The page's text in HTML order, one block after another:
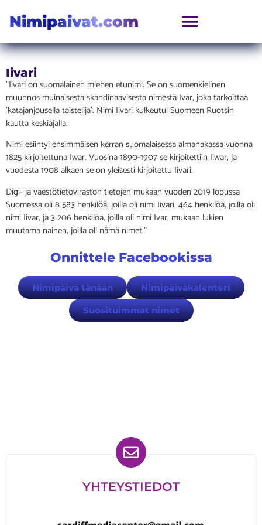
Nimipaivat.com
Iivari
”Iivari on suomalainen miehen etunimi. Se on suomenkielinen
muunnos muinaisesta skandinaavisesta nimestä Ivar, joka tarkoittaa
’katajanjousella taistelija’. Nimi Iivari kulkeutui Suomeen Ruotsin
kautta keskiajalla.
Nimi esiintyi ensimmäisen kerran suomalaisessa almanakassa vuonna
1825 kirjoitettuna Iwar. Vuosina 1890-1907 se kirjoitettiin Iiwar, ja
vuodesta 1908 alkaen se on yleisesti kirjoitettu Iivari.
Digi- ja väestötietoviraston tietojen mukaan vuoden 2019 lopussa
Suomessa oli 8 583 henkilöä, joilla oli nimi Iivari, 464 henkilöä, joilla oli
nimi Iivar, ja 3 206 henkilöä, joilla oli nimi Ivar, mukaan lukien
muutama nainen, joilla oli nämä nimet.”
Onnittele Facebookissa
Nimipäivä tänään Nimipäiväkalenteri
Suosituimmat nimet
YHTEYSTIEDOT